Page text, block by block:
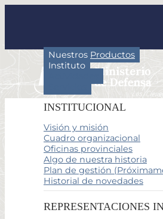
Nuestros Productos
Instituto
INSTITUCIONAL
Visión y misión
Cuadro organizacional
Oficinas provinciales
Algo de nuestra historia
Plan de gestión
Historial de novedades
REPRESENTACIONES